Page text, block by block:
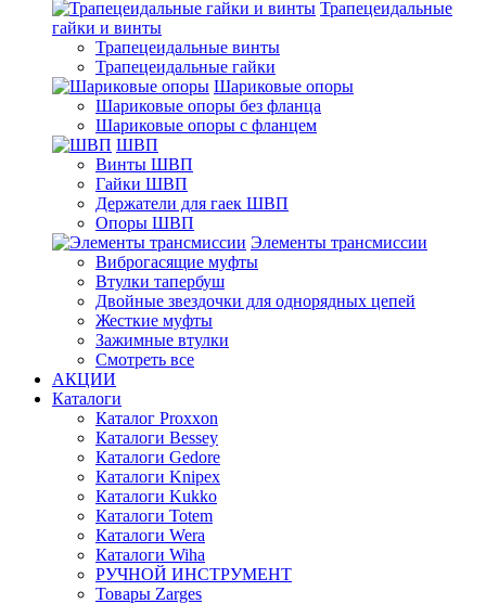
Трапецеидальные
гайки и винты
Трапецеидальные винты
Трапецеидальные гайки
Шариковые опоры
Шариковые опоры без фланца
Шариковые опоры с фланцем
ШВП
Винты ШВП
Гайки ШВП
Держатели для гаек ШВП
Опоры ШВП
Элементы трансмиссии
Виброгасящие муфты
Втулки тапербуш
Двойные звездочки для однорядных цепей
Жесткие муфты
Зажимные втулки
Смотреть все
АКЦИИ
Каталоги
Каталог Proxxon
Каталоги Bessey
Каталоги Gedore
Каталоги Knipex
Каталоги Kukko
Каталоги Totem
Каталоги Wera
Каталоги Wiha
РУЧНОЙ ИНСТРУМЕНТ
Товары Zarges